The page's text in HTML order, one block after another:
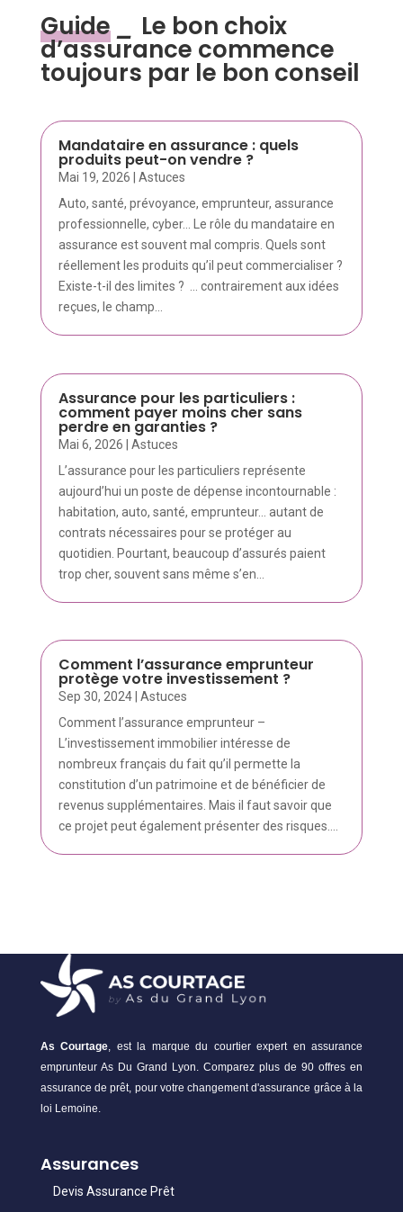
Guide _ Le bon choix
d’assurance commence
toujours par le bon conseil
Mandataire en assurance : quels
produits peut-on vendre ?
Mai 19, 2026
Astuces
Auto, santé, prévoyance, emprunteur, assurance
professionnelle, cyber… Le rôle du mandataire en
assurance est souvent mal compris. Quels sont
réellement les produits qu’il peut commercialiser ?
Existe-t-il des limites ? ... contrairement aux idées
reçues, le champ...
Assurance pour les particuliers :
comment payer moins cher sans
perdre en garanties ?
Mai 6, 2026
Astuces
L’assurance pour les particuliers représente
aujourd’hui un poste de dépense incontournable :
habitation, auto, santé, emprunteur… autant de
contrats nécessaires pour se protéger au
quotidien. Pourtant, beaucoup d’assurés paient
trop cher, souvent sans même s’en...
Comment l’assurance emprunteur
protège votre investissement ?
Sep 30, 2024| Astuces
Comment l’assurance emprunteur –
L’investissement immobilier intéresse de
nombreux français du fait qu’il permette la
constitution d’un patrimoine et de bénéficier de
revenus supplémentaires. Mais il faut savoir que
ce projet peut également présenter des risques....
As Courtage, est la marque du courtier expert en assurance
emprunteur As Du Grand Lyon. Comparez plus de 90 offres en
assurance de prêt, pour votre changement d'assurance grâce à la
loi Lemoine.
Assurances
Devis Assurance Prêt